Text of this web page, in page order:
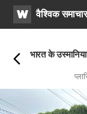
WATVवैश्विक समाचार
पर
भारत के